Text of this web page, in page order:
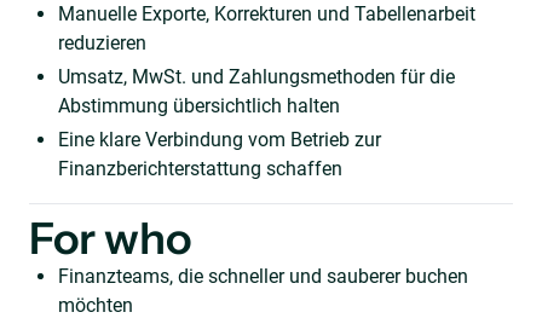
Manuelle Exporte, Korrekturen und Tabellenarbeit
reduzieren
Umsatz, MwSt. und Zahlungsmethoden für die
Abstimmung übersichtlich halten
Eine klare Verbindung vom Betrieb zur
Finanzberichterstattung schaffen
For who
Finanzteams, die schneller und sauberer buchen
möchten